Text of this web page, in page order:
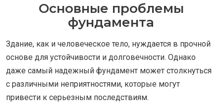
Основные проблемы
фундамента
Здание, как и человеческое тело, нуждается в прочной
основе для устойчивости и долговечности. Однако
даже самый надежный фундамент может столкнуться
с различными неприятностями, которые могут
привести к серьезным последствиям.